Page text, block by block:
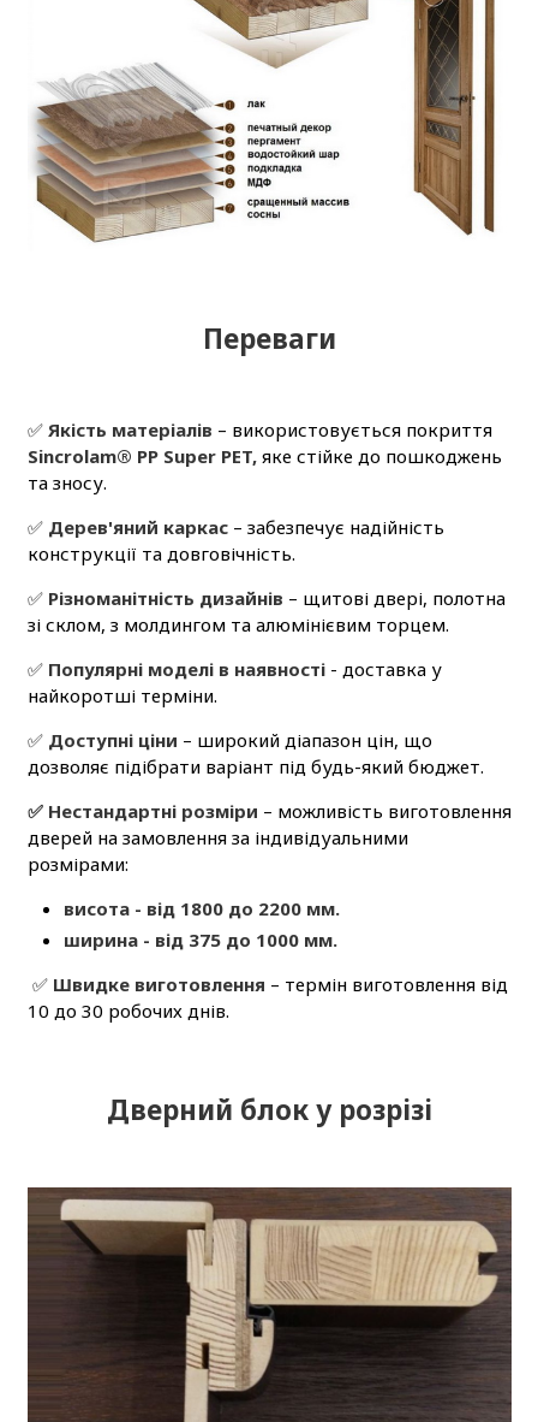
Переваги
✅ Якість матеріалів – використовується покриття
Sincrolam® PP Super PET,яке стійке до пошкоджень
та зносу.
✅ Дерев'яний каркас– забезпечує надійність
конструкції та довговічність.
✅ Різноманітність дизайнів – щитові двері, полотна
зі склом, з молдингом та алюмінієвим торцем.
✅ Популярні моделі в наявності- доставка у
найкоротші терміни.
✅ Доступні ціни – широкий діапазон цін, що
дозволяє підібрати варіант під будь-який бюджет.
✅ Нестандартні розміри – можливість виготовлення
дверей на замовлення за індивідуальними
розмірами:
висота - від 1800 до 2200 мм.
ширина - від 375 до 1000 мм.
✅ Швидке виготовлення – термін виготовлення від
10 до 30 робочих днів.
Дверний блок у розрізі